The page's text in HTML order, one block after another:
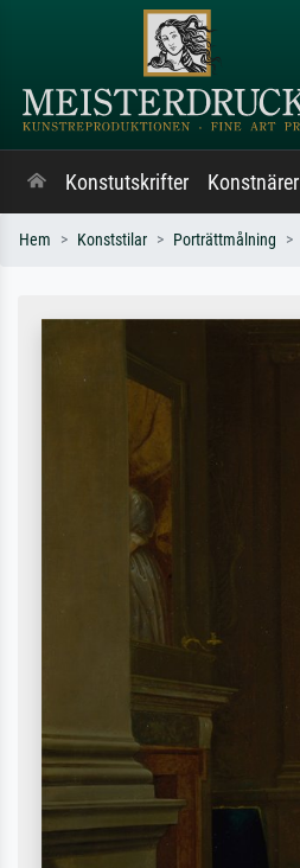
Konstutskrifter Konstnärer
Hem Konststilar Porträttmålning